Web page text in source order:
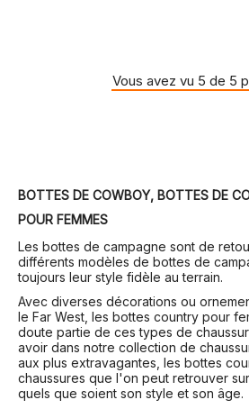
Vous avez vu 5 de 5
BOTTES DE COWBOY, BOTTES DE
POUR FEMMES
Les bottes de campagne sont de
différents modèles de bottes de
toujours leur style fidèle au terrain.
Avec diverses décorations ou
le Far West, les bottes country pour
doute partie de ces types de
avoir dans notre collection de
aux plus extravagantes, les bottes
chaussures que l'on peut retrouver
quels que soient son style et son âge.